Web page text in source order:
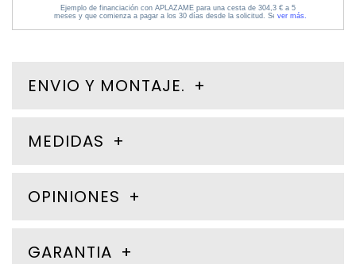
ENVIO Y MONTAJE.
MEDIDAS
OPINIONES
GARANTIA